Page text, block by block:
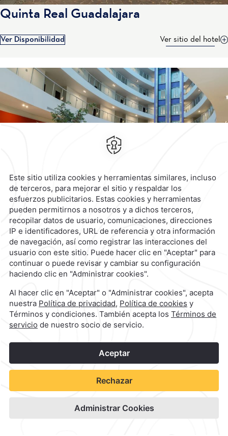
Quinta Real Guadalajara
Ver Disponibilidad Ver sitio del hotel
Camino Real Pachuca
Ver Disponibilidad
Términos y Condiciones
Aviso de Accesibilidad
Suscríbete
Cookies
Calzada General Mariano
Escobedo 700, Anzures,
Reservaciones|800 901 2300
contacto@caminoreal.com
reservaciones@caminoreal.com
©2026 Grupo Camino Real
1